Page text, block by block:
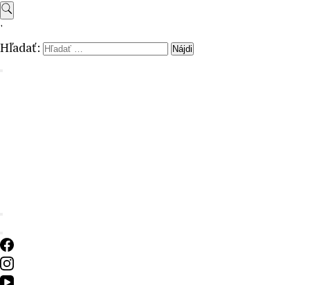
'
Hľadať: